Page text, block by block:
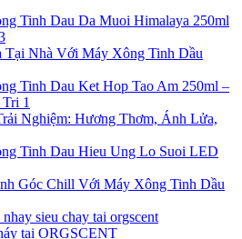
Tại Nhà Với Máy Xông Tinh Dầu
Nghiệm: Hương Thơm, Ánh Lửa,
Góc Chill Với Máy Xông Tinh Dầu
tại ORGSCENT